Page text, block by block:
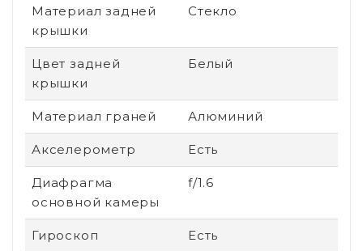
Материал задней
крышки
Стекло
Цвет задней
крышки
Белый
Материал граней Алюминий
Акселерометр Есть
Диафрагма
основной камеры
f/1.6
Гироскоп Есть